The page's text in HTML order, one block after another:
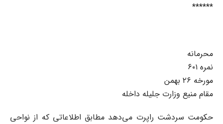
******
محرمانه
نمره ۶۰۱
مورخه ۲۶ بهمن
مقام منیع وزارت جلیله داخله
حکومت سردشت راپرت می‌دهد مطابق اطلاعاتی که از نواحی